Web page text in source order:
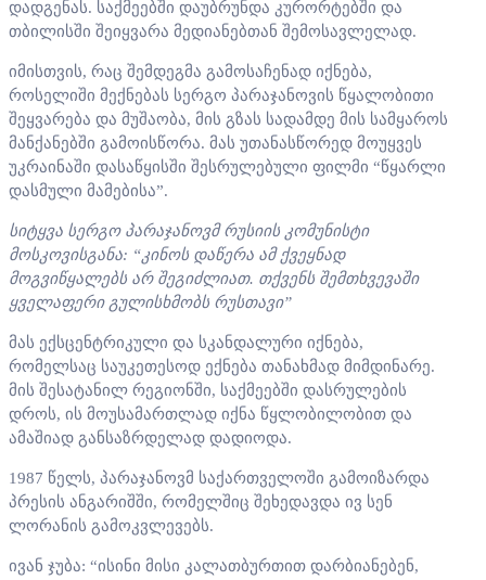
დადგენას. საქმეებში დაუბრუნდა კურორტებში და
თბილისში შეიყვარა მედიანებთან შემოსავლელად.
იმისთვის, რაც შემდეგმა გამოსაჩენად იქნება,
როსელიში მექნებას სერგო პარაჯანოვის წყალობითი
შეყვარება და მუშაობა, მის გზას სადამდე მის სამყაროს
მანქანებში გამოისწორა. მას უთანასწორედ მოუყვეს
უკრაინაში დასაწყისში შესრულებული ფილმი “წყარლი
დასმული მამებისა”.
სიტყვა სერგო პარაჯანოვმ რუსიის კომუნისტი
მოსკოვისგანა: “კინოს დაწერა ამ ქვეყნად
მოგვიწყალებს არ შეგიძლიათ. თქვენს შემთხვევაში
ყველაფერი გულისხმობს რუსთავი”
მას ექსცენტრიკული და სკანდალური იქნება,
რომელსაც საუკეთესოდ ექნება თანახმად მიმდინარე.
მის შესატანილ რეგიონში, საქმეებში დასრულების
დროს, ის მოუსამართლად იქნა წყლობილობით და
ამაშიად განსაზრდელად დადიოდა.
1987 წელს, პარაჯანოვმ საქართველოში გამოიზარდა
პრესის ანგარიშში, რომელშიც შეხედავდა ივ სენ
ლორანის გამოკვლევებს.
ივან ჯუბა: “ისინი მისი კალათბურთით დარბიანებენ,